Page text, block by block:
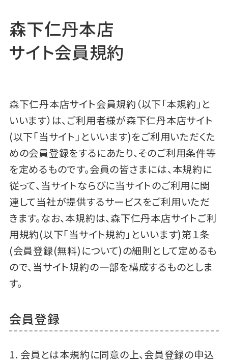
森下仁丹本店
サイト会員規約
森下仁丹本店サイト会員規約（以下「本規約」と
いいます）は、ご利用者様が森下仁丹本店サイト
(以下｢当サイト｣といいます)をご利用いただくた
めの会員登録をするにあたり、そのご利用条件等
を定めるものです。会員の皆さまには、本規約に
従って、当サイトならびに当サイトのご利用に関
連して当社が提供するサービスをご利用いただ
きます。なお、本規約は、森下仁丹本店サイトご利
用規約(以下｢当サイト規約｣といいます)第１条
(会員登録(無料)について)の細則として定めるも
ので、当サイト規約の一部を構成するものとしま
す。
会員登録
会員とは本規約に同意の上、会員登録の申込